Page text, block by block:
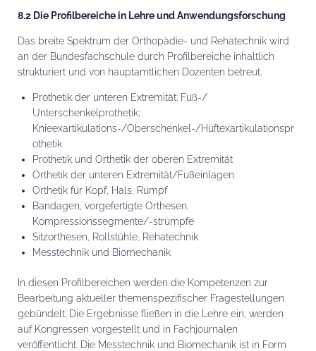
8.2 Die Profilbereiche in Lehre und Anwendungsforschung
Das breite Spektrum der Orthopädie- und Rehatechnik wird
an der Bundesfachschule durch Profilbereiche inhaltlich
strukturiert und von hauptamtlichen Dozenten betreut.
Prothetik der unteren Extremität: Fuß-/
Unterschenkelprothetik;
Knieexartikulations-/Oberschenkel-/Hüftexartikulationspr
othetik
Prothetik und Orthetik der oberen Extremität
Orthetik der unteren Extremität/Fußeinlagen
Orthetik für Kopf, Hals, Rumpf
Bandagen, vorgefertigte Orthesen,
Kompressionssegmente/-strümpfe
Sitzorthesen, Rollstühle, Rehatechnik
Messtechnik und Biomechanik
In diesen Profilbereichen werden die Kompetenzen zur
Bearbeitung aktueller themenspezifischer Fragestellungen
gebündelt. Die Ergebnisse fließen in die Lehre ein, werden
auf Kongressen vorgestellt und in Fachjournalen
veröffentlicht. Die Messtechnik und Biomechanik ist in Form